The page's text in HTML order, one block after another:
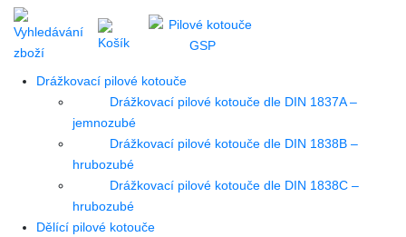
Drážkovací pilové kotouče
Drážkovací pilové kotouče dle DIN 1837A –
jemnozubé
Drážkovací pilové kotouče dle DIN 1838B –
hrubozubé
Drážkovací pilové kotouče dle DIN 1838C –
hrubozubé
Dělící pilové kotouče